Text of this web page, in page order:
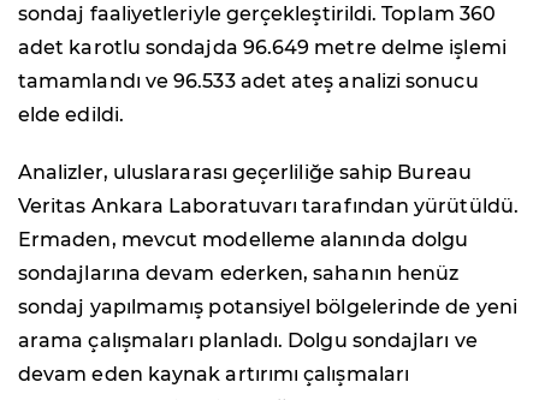
sondaj faaliyetleriyle gerçekleştirildi. Toplam 360
adet karotlu sondajda 96.649 metre delme işlemi
tamamlandı ve 96.533 adet ateş analizi sonucu
elde edildi.
Analizler, uluslararası geçerliliğe sahip Bureau
Veritas Ankara Laboratuvarı tarafından yürütüldü.
Ermaden, mevcut modelleme alanında dolgu
sondajlarına devam ederken, sahanın henüz
sondaj yapılmamış potansiyel bölgelerinde de yeni
arama çalışmaları planladı. Dolgu sondajları ve
devam eden kaynak artırımı çalışmaları